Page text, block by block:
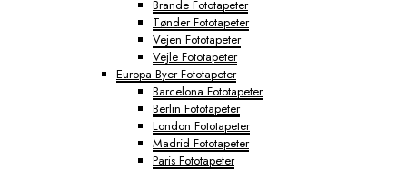
Brande Fototapeter
Tønder Fototapeter
Vejen Fototapeter
Vejle Fototapeter
Europa Byer Fototapeter
Barcelona Fototapeter
Berlin Fototapeter
London Fototapeter
Madrid Fototapeter
Paris Fototapeter